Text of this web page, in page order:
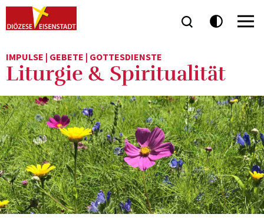
IMPULSE | GEBETE | GOTTESDIENSTE
Liturgie & Spiritualität